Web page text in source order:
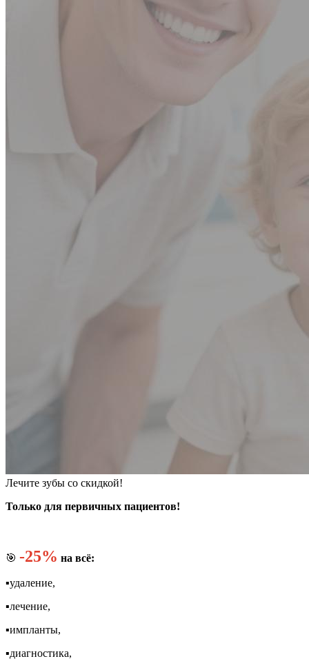
Лечите зубы со скидкой!
Только для первичных пациентов!
🎯 -25% на всё:
▪️удаление,
▪️лечение,
▪️импланты,
▪️диагностика,